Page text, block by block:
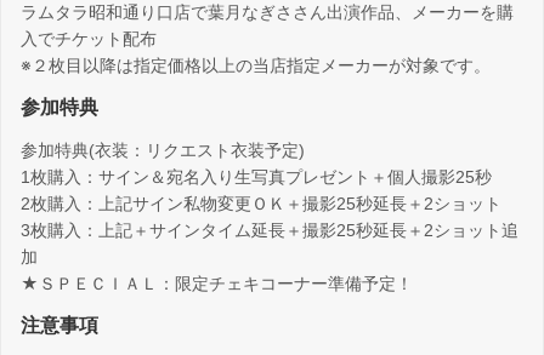
ラムタラ昭和通り口店で葉月なぎささん出演作品、メーカーを購
入でチケット配布
※２枚目以降は指定価格以上の当店指定メーカーが対象です。
参加特典
参加特典(衣装：リクエスト衣装予定)
1枚購入：サイン＆宛名入り生写真プレゼント＋個人撮影25秒
2枚購入：上記サイン私物変更ＯＫ＋撮影25秒延長＋2ショット
3枚購入：上記＋サインタイム延長＋撮影25秒延長＋2ショット追
加
★ＳＰＥＣＩＡＬ：限定チェキコーナー準備予定！
注意事項